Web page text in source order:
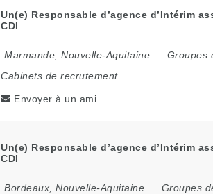
Un(e) Responsable d’agence d’Intérim
CDI
Marmande, Nouvelle-Aquitaine
Groupes
Cabinets de recrutement
Envoyer à un ami
Un(e) Responsable d’agence d’Intérim
CDI
Bordeaux, Nouvelle-Aquitaine
Groupes